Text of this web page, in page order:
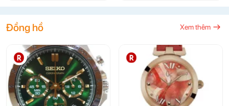
Đồng hồ Xem thêm